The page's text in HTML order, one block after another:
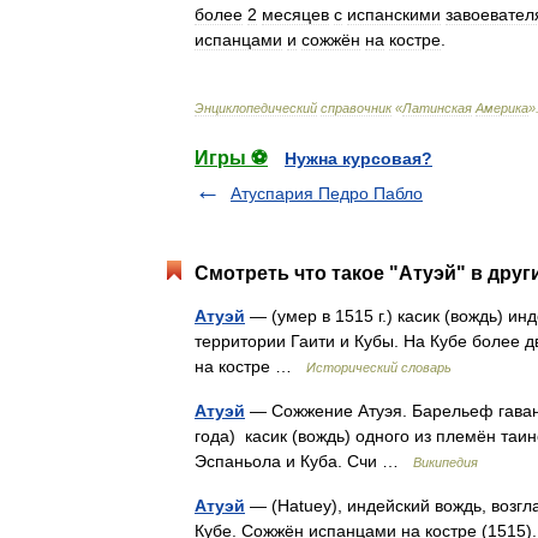
более 2 месяцев с испанскими
испанцами и сожжён на костре
Энциклопедический справочник«Латинская Америка
Игры ⚽
Нужна курсовая?
Атуспария Педро Пабло
Смотреть что такое "Атуэй" в
Атуэй — (умер в 1515 г.) касик (вождь)
территории Гаити и Кубы. На Кубе более
на костре …
Исторический словарь
Атуэй — Сожжение Атуэя. Барельеф
года) касик (вождь) одного из племён
Эспаньола и Куба. Счи …
Википедия
Атуэй — (Hatuey), индейский вождь,
Кубе. Сожжён испанцами на костре